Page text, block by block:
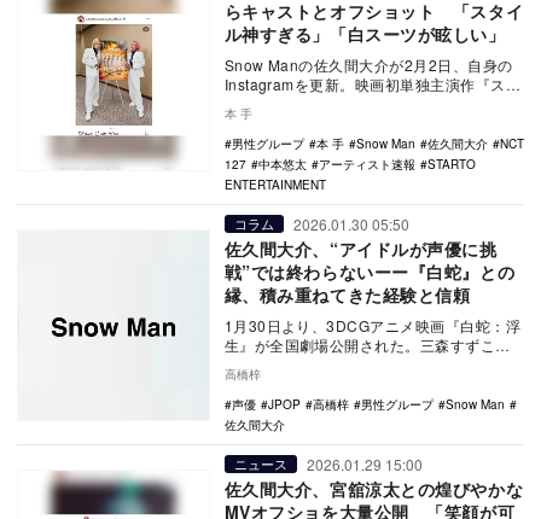
らキャストとオフショット 「スタイ
ル神すぎる」「白スーツが眩しい」
Snow Manの佐久間大介が2月2日、自身の
Instagramを更新。映画初単独主演作『スペ
シャルズ』完成披露試写会に登壇した…
本 手
男性グループ
本 手 Snow Man 佐久間大介
NCT
127
中本悠太 アーティスト速報
STARTO
ENTERTAINMENT
コラム 2026.01.30 05:50
佐久間大介、“アイドルが声優に挑
戦”では終わらないーー『白蛇』との
縁、積み重ねてきた経験と信頼
1月30日より、3DCGアニメ映画『白蛇：浮
生』が全国劇場公開された。三森すずこと
W主演を務めるのは、人間でありながら白
蛇の妖怪…
高橋梓
声優
JPOP 高橋梓 男性グループ
Snow Man
佐久間大介
ニュース 2026.01.29 15:00
佐久間大介、宮舘涼太との煌びやかな
MVオフショを大量公開 「笑顔が可